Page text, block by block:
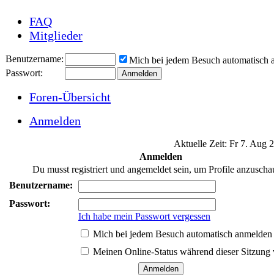
FAQ
Mitglieder
Benutzername:
Mich bei jedem Besuch automatisch
Passwort:
Foren-Übersicht
Anmelden
Aktuelle Zeit: Fr 7. Aug
Anmelden
Du musst registriert und angemeldet sein, um Profile
Benutzername:
Passwort:
Ich habe mein Passwort vergessen
Mich bei jedem Besuch automatisch anmelden
Meinen Online-Status während dieser Sitzung